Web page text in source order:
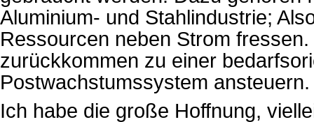
Aluminium- und Stahlindustrie;
Ressourcen neben Strom
zurückkommen zu einer
Postwachstumssystem ansteuern.
Ich habe die große Hoffnung,